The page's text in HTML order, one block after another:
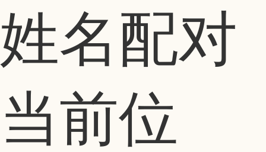
姓名配对
当前位